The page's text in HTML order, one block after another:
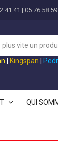
41 41 | 05 76 58
Kingspan
QUI